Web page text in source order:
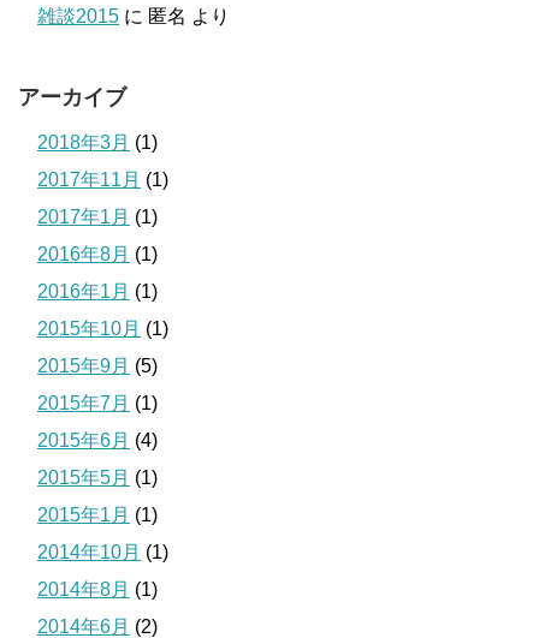
雑談2015 に 匿名 より
アーカイブ
2018年3月 (1)
2017年11月 (1)
2017年1月 (1)
2016年8月 (1)
2016年1月 (1)
2015年10月 (1)
2015年9月 (5)
2015年7月 (1)
2015年6月 (4)
2015年5月 (1)
2015年1月 (1)
2014年10月 (1)
2014年8月 (1)
2014年6月 (2)